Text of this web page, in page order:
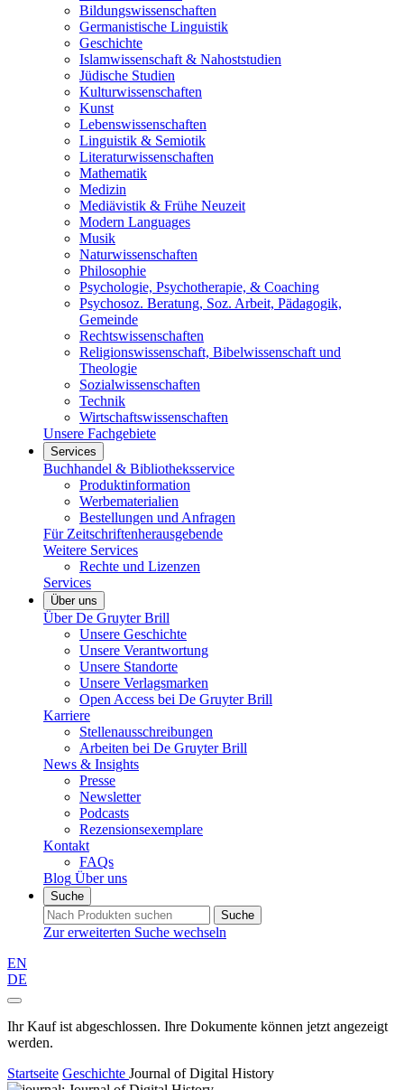
Bildungswissenschaften
Germanistische Linguistik
Geschichte
Islamwissenschaft & Nahoststudien
Jüdische Studien
Kulturwissenschaften
Kunst
Lebenswissenschaften
Linguistik & Semiotik
Literaturwissenschaften
Mathematik
Medizin
Mediävistik & Frühe Neuzeit
Modern Languages
Musik
Naturwissenschaften
Philosophie
Psychologie, Psychotherapie, & Coaching
Psychosoz. Beratung, Soz. Arbeit, Pädagogik,
Gemeinde
Rechtswissenschaften
Religionswissenschaft, Bibelwissenschaft und
Theologie
Sozialwissenschaften
Technik
Wirtschaftswissenschaften
Unsere Fachgebiete
Services
Buchhandel & Bibliotheksservice
Produktinformation
Werbematerialien
Bestellungen und Anfragen
Für Zeitschriftenherausgebende
Weitere Services
Rechte und Lizenzen
Services
Über uns
Über De Gruyter Brill
Unsere Geschichte
Unsere Verantwortung
Unsere Standorte
Unsere Verlagsmarken
Open Access bei De Gruyter Brill
Karriere
Stellenausschreibungen
Arbeiten bei De Gruyter Brill
News & Insights
Presse
Newsletter
Podcasts
Rezensionsexemplare
Kontakt
FAQs
Blog Über uns
Suche
Suche
Zur erweiterten Suche wechseln
EN
DE
Ihr Kauf ist abgeschlossen. Ihre Dokumente können jetzt angezeigt
werden.
Startseite Geschichte Journal of Digital History